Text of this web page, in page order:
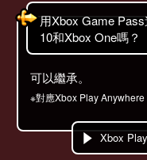
用Xbox Game
10和Xbox One嗎？
可以繼承。
※對應Xbox Play Anywhere
Xbox